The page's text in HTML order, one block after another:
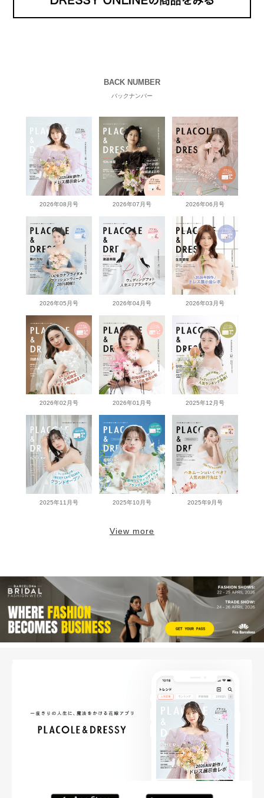
BACK NUMBER
バックナンバー
2026年08月号 2026年07月号 2026年06月号
2026年05月号 2026年04月号 2026年03月号
2026年02月号 2026年01月号 2025年12月号
2025年11月号 2025年10月号 2025年9月号
View more